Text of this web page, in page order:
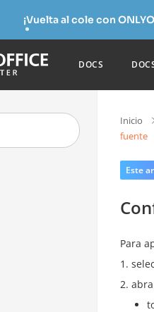
¡Vuelta al cole con
DOCS
Inicio
fuente
Este
Para